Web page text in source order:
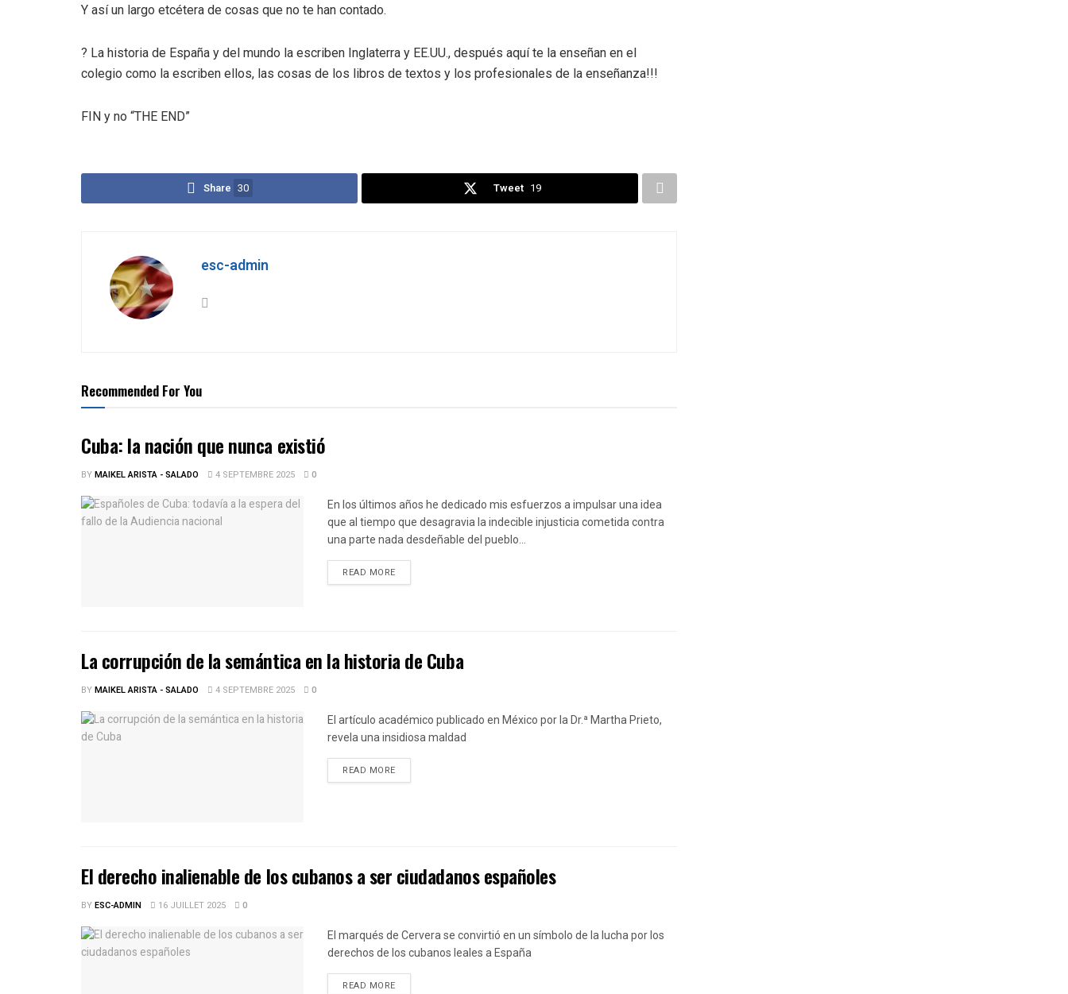
Y así un largo etcétera de cosas que no te han contado.
? La historia de España y del mundo la escriben Inglaterra y EE.UU., después aquí te la enseñan en el
colegio como la escriben ellos, las cosas de los libros de textos y los profesionales de la enseñanza!!!
FIN y no “THE END”
Share 30 Tweet 19
esc-admin
Recommended For You
Cuba: la nación que nunca existió
BYMAIKEL ARISTA - SALADO 4 SEPTEMBRE 2025 0
En los últimos años he dedicado mis esfuerzos a impulsar una idea
que al tiempo que desagravia la indecible injusticia cometida contra
una parte nada desdeñable del pueblo...
READ MOREDETAILS
La corrupción de la semántica en la historia de Cuba
BYMAIKEL ARISTA - SALADO 4 SEPTEMBRE 2025 0
El artículo académico publicado en México por la Dr.ª Martha Prieto,
revela una insidiosa maldad
READ MOREDETAILS
El derecho inalienable de los cubanos a ser ciudadanos españoles
BYESC-ADMIN 16 JUILLET 2025 0
El marqués de Cervera se convirtió en un símbolo de la lucha por los
derechos de los cubanos leales a España
READ MOREDETAILS